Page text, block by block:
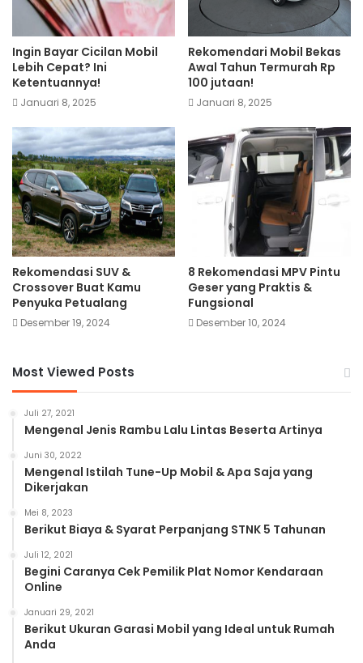
Ingin Bayar Cicilan Mobil
Lebih Cepat? Ini
Ketentuannya!
Januari 8, 2025
Rekomendari Mobil Bekas
Awal Tahun Termurah Rp
100 jutaan!
Januari 8, 2025
Rekomendasi SUV &
Crossover Buat Kamu
Penyuka Petualang
Desember 19, 2024
8 Rekomendasi MPV Pintu
Geser yang Praktis &
Fungsional
Desember 10, 2024
Most Viewed Posts
Juli 27, 2021
Mengenal Jenis Rambu Lalu Lintas Beserta Artinya
Juni 30, 2022
Mengenal Istilah Tune-Up Mobil & Apa Saja yang
Dikerjakan
Mei 8, 2023
Berikut Biaya & Syarat Perpanjang STNK 5 Tahunan
Juli 12, 2021
Begini Caranya Cek Pemilik Plat Nomor Kendaraan
Online
Januari 29, 2021
Berikut Ukuran Garasi Mobil yang Ideal untuk Rumah
Anda